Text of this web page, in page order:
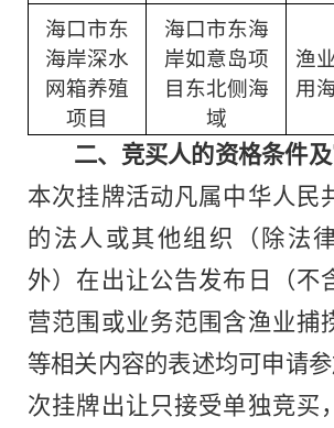
海口市东
海岸深水
网箱养殖
项目
海口市东海
岸如意岛项
目东北侧海
域
渔业
用
二、竞买人的资格条件及
本次挂牌活动凡属中华人民
的法人或其他组织（除法
外）在出让公告发布日（不
营范围或业务范围含渔业捕
等相关内容的表述均可申请
次挂牌出让只接受单独竞买